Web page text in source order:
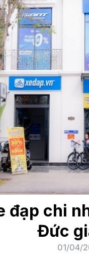
đạp chi
Đức
01/04/